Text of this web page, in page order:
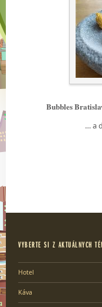
Bubbles
… a
VYBERTE SI Z AKTUÁLNYCH
Hotel
Káva